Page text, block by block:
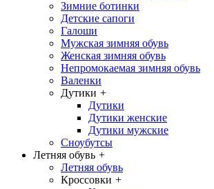
Зимние ботинки
Детские сапоги
Галоши
Мужская зимняя обувь
Женская зимняя обувь
Непромокаемая зимняя обувь
Валенки
Дутики +
Дутики
Дутики женские
Дутики мужские
Сноубутсы
Летняя обувь +
Летняя обувь
Кроссовки +